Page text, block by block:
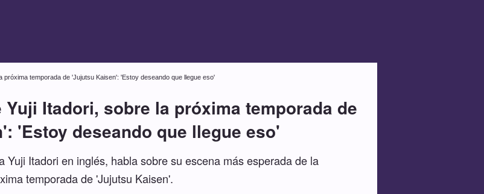
próxima temporada de 'Jujutsu Kaisen': 'Estoy deseando que llegue eso'
Itadori, sobre la próxima temporada de
'Estoy deseando que llegue eso'
Yuji Itadori en inglés, habla sobre su escena más esperada de la
temporada de 'Jujutsu Kaisen'.